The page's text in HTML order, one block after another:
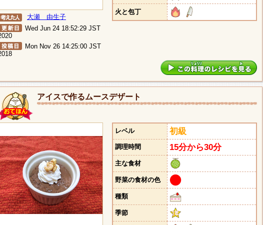
大瀬 由生子
Wed Jun 24 18:52:29 JST
Mon Nov 26 14:25:00 JST
火と包丁
アイスで作るムースデザート
レベル 初級
調理時間 15分から30分
主な食材
野菜の食材の色
種類
季節